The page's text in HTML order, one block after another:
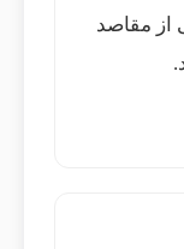
از مقاصد